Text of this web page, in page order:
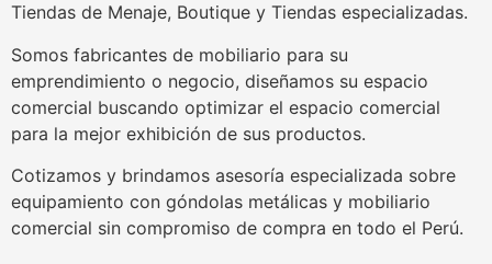
Tiendas de Menaje, Boutique y Tiendas especializadas.
Somos fabricantes de mobiliario para su
emprendimiento o negocio, diseñamos su espacio
comercial buscando optimizar el espacio comercial
para la mejor exhibición de sus productos.
Cotizamos y brindamos asesoría especializada sobre
equipamiento con góndolas metálicas y mobiliario
comercial sin compromiso de compra en todo el Perú.